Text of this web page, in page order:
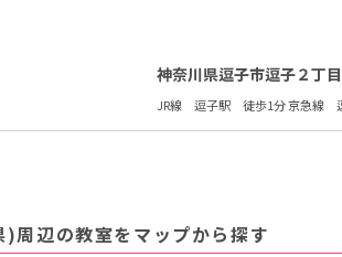
神奈川県逗子市逗子２丁
JR線 逗子駅 徒歩1分 京急線
)周辺の教室をマップから探す